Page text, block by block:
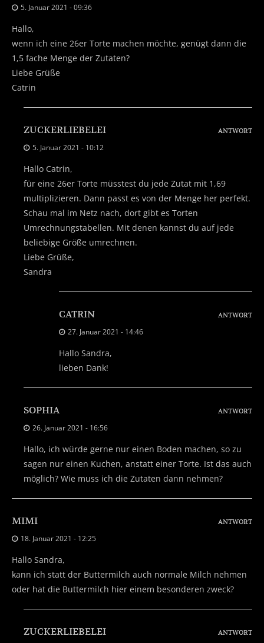
5. Januar 2021 - 09:36
Hallo,
wenn ich eine 26er Torte machen möchte, genügt dann die
1,5 fache Menge der Zutaten?
Liebe Grüße
Catrin
ZUCKERLIEBELEI
5. Januar 2021 - 10:12
Hallo Catrin,
für eine 26er Torte müsstest du jede Zutat mit 1,69
multiplizieren. Dann passt es von der Menge her perfekt.
Schau mal im Netz nach, dort gibt es Torten
Umrechnungstabellen. Mit denen kannst du auf jede
beliebige Größe umrechnen.
Liebe Grüße,
Sandra
ANTWORT
CATRIN
27. Januar 2021 - 14:46
Hallo Sandra,
lieben Dank!
ANTWORT
SOPHIA
26. Januar 2021 - 16:56
Hallo, ich würde gerne nur einen Boden machen, so zu
sagen nur einen Kuchen, anstatt einer Torte. Ist das auch
möglich? Wie muss ich die Zutaten dann nehmen?
ANTWORT
MIMI
18. Januar 2021 - 12:25
Hallo Sandra,
kann ich statt der Buttermilch auch normale Milch nehmen
oder hat die Buttermilch hier einem besonderen zweck?
ANTWORT
ZUCKERLIEBELEI ANTWORT